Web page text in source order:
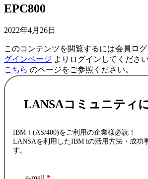
EPC800
2022年4月26日
このコンテンツを閲覧するには会員ログ
グインページ よりログインしてくださ
こちら のページをご参照ください。
LANSAコミュニティ
IBMｉ(AS/400)をご利用の企業様必読！
LANSAを利用したIBM iの活用方法・成功
す。